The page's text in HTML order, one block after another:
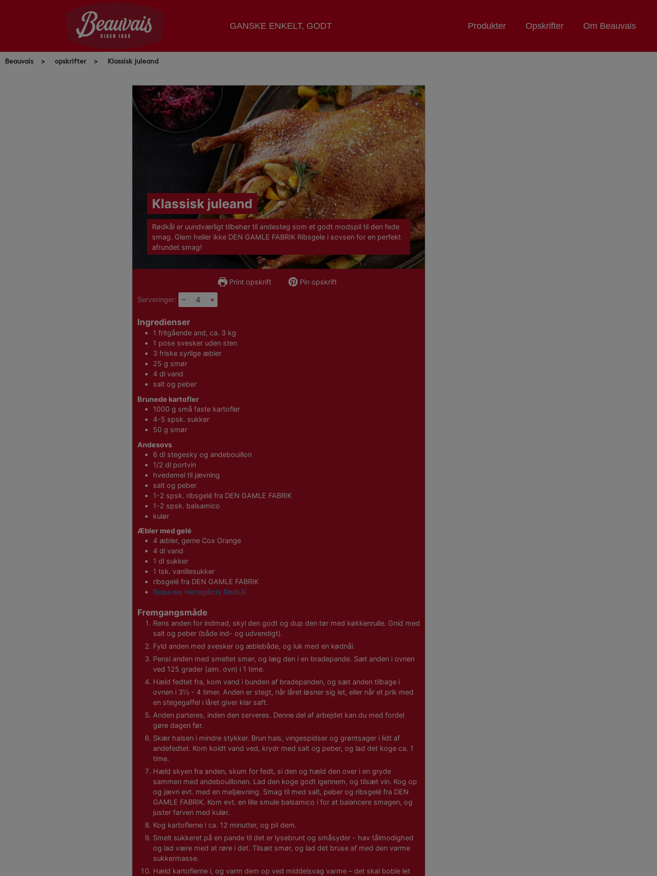
GANSKE ENKELT, GODT Produkter Opskrifter Om Beauvais
Beauvais > opskrifter> Klassisk juleand
Klassisk juleand
Rødkål er uundværligt tilbehør til andesteg som et godt modspil til den fede
smag. Glem heller ikke DEN GAMLE FABRIK Ribsgele i sovsen for en perfekt
afrundet smag!
Print opskrift Pin opskrift
Serveringer: – +
Ingredienser
1 fritgående and, ca. 3 kg
1 pose svesker uden sten
3 friske syrlige æbler
25 g smør
4 dl vand
salt og peber
Brunede kartofler
1000 g små faste kartofler
4-5 spsk. sukker
50 g smør
Andesovs
6 dl stegesky og andebouillon
1/2 dl portvin
hvedemel til jævning
salt og peber
1-2 spsk. ribsgelé fra DEN GAMLE FABRIK
1-2 spsk. balsamico
kulør
Æbler med gelé
4 æbler, gerne Cox Orange
4 dl vand
1 dl sukker
1 tsk. vanillesukker
ribsgelé fra DEN GAMLE FABRIK
Beauvais Herregårds Rødkål
Fremgangsmåde
Rens anden for indmad, skyl den godt og dup den tør med køkkenrulle. Gnid med
salt og peber (både ind- og udvendigt).
Fyld anden med svesker og æblebåde, og luk med en kødnål.
Pensl anden med smeltet smør, og læg den i en bradepande. Sæt anden i ovnen
ved 125 grader (alm. ovn) i 1 time.
Hæld fedtet fra, kom vand i bunden af bradepanden, og sæt anden tilbage i
ovnen i 3½ - 4 timer. Anden er stegt, når låret løsner sig let, eller når et prik med
en stegegaffel i låret giver klar saft.
Anden parteres, inden den serveres. Denne del af arbejdet kan du med fordel
gøre dagen før.
Skær halsen i mindre stykker. Brun hals, vingespidser og grøntsager i lidt af
andefedtet. Kom koldt vand ved, krydr med salt og peber, og lad det koge ca. 1
time.
Hæld skyen fra anden, skum for fedt, si den og hæld den over i en gryde
sammen med andebouillonen. Lad den koge godt igennem, og tilsæt vin. Kog op
og jævn evt. med en meljævning. Smag til med salt, peber og ribsgelé fra DEN
GAMLE FABRIK. Kom evt. en lille smule balsamico i for at balancere smagen, og
juster farven med kulør.
Kog kartoflerne i ca. 12 minutter, og pil dem.
Smelt sukkeret på en pande til det er lysebrunt og småsyder - hav tålmodighed
og lad være med at røre i det. Tilsæt smør, og lad det bruse af med den varme
sukkermasse.
Hæld kartoflerne i, og varm dem op ved middelsvag varme – det skal boble let